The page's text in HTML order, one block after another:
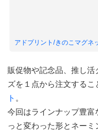
アドプリント/きのこマグネ
販促物や記念品、推し
ズを１点から注文するこ
ト 。
今回はラインナップ豊富
っと変わった形とネーミ